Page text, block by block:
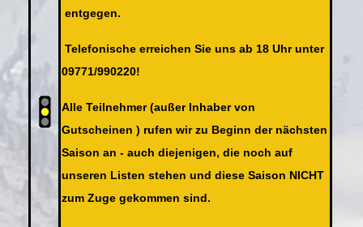
entgegen.
Telefonische erreichen Sie uns ab 18 Uhr unter
09771/990220!
Alle Teilnehmer (außer Inhaber von
Gutscheinen ) rufen wir zu Beginn der nächsten
Saison an - auch diejenigen, die noch auf
unseren Listen stehen und diese Saison NICHT
zum Zuge gekommen sind.